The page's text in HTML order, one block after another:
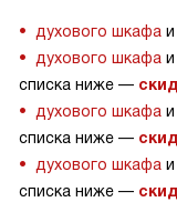
духового шкафа и
духового шкафа и
списка ниже —
духового шкафа и
списка ниже —
духового шкафа и
списка ниже —